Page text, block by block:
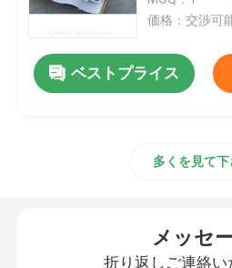
油圧ブレーカののみ
価格：交渉可
ベストプライス
多くを見て
メッセ
折り返しご連絡い